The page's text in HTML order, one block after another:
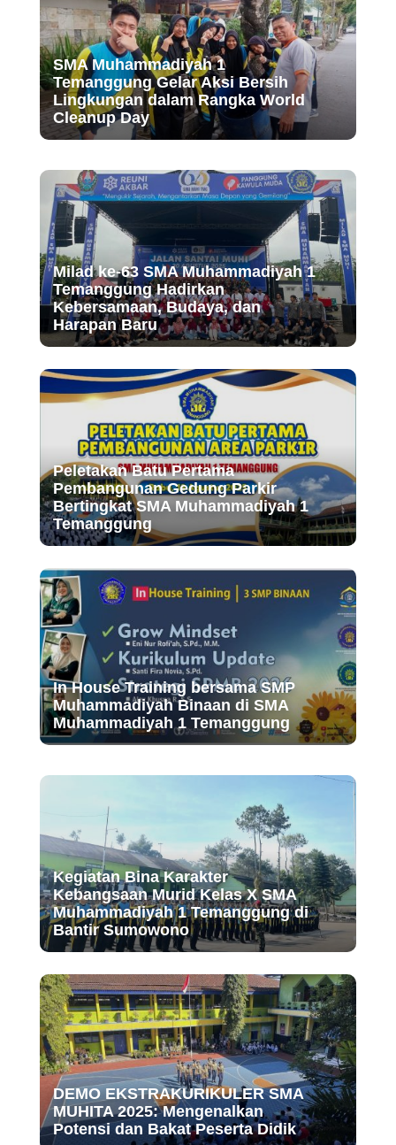
SMA Muhammadiyah 1
Temanggung Gelar Aksi Bersih
Lingkungan dalam Rangka World
Cleanup Day
Milad ke-63 SMA Muhammadiyah 1
Temanggung Hadirkan
Kebersamaan, Budaya, dan
Harapan Baru
Peletakan Batu Pertama
Pembangunan Gedung Parkir
Bertingkat SMA Muhammadiyah 1
Temanggung
In House Training bersama SMP
Muhammadiyah Binaan di SMA
Muhammadiyah 1 Temanggung
Kegiatan Bina Karakter
Kebangsaan Murid Kelas X SMA
Muhammadiyah 1 Temanggung di
Bantir Sumowono
DEMO EKSTRAKURIKULER SMA
MUHITA 2025: Mengenalkan
Potensi dan Bakat Peserta Didik